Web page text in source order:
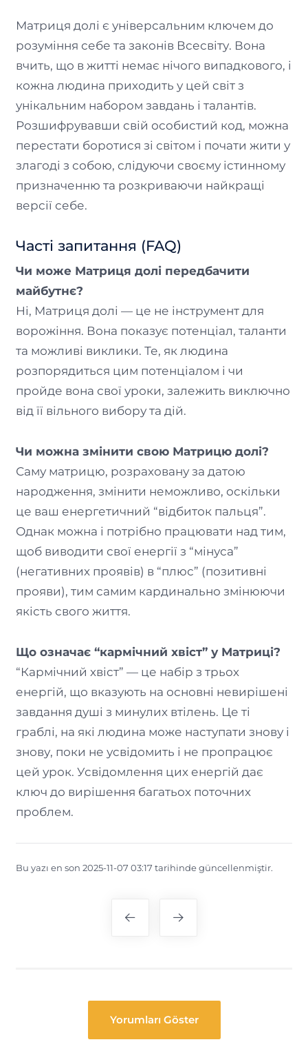
Матриця долі є універсальним ключем до
розуміння себе та законів Всесвіту. Вона
вчить, що в житті немає нічого випадкового, і
кожна людина приходить у цей світ з
унікальним набором завдань і талантів.
Розшифрувавши свій особистий код, можна
перестати боротися зі світом і почати жити у
злагоді з собою, слідуючи своєму істинному
призначенню та розкриваючи найкращі
версії себе.
Часті запитання (FAQ)
Чи може Матриця долі передбачити
майбутнє?
Ні, Матриця долі — це не інструмент для
ворожіння. Вона показує потенціал, таланти
та можливі виклики. Те, як людина
розпорядиться цим потенціалом і чи
пройде вона свої уроки, залежить виключно
від її вільного вибору та дій.
Чи можна змінити свою Матрицю долі?
Саму матрицю, розраховану за датою
народження, змінити неможливо, оскільки
це ваш енергетичний “відбиток пальця”.
Однак можна і потрібно працювати над тим,
щоб виводити свої енергії з “мінуса”
(негативних проявів) в “плюс” (позитивні
прояви), тим самим кардинально змінюючи
якість свого життя.
Що означає “кармічний хвіст” у Матриці?
“Кармічний хвіст” — це набір з трьох
енергій, що вказують на основні невирішені
завдання душі з минулих втілень. Це ті
граблі, на які людина може наступати знову і
знову, поки не усвідомить і не пропрацює
цей урок. Усвідомлення цих енергій дає
ключ до вирішення багатьох поточних
проблем.
Bu yazı en son 2025-11-07 03:17 tarihinde güncellenmiştir.
Yorumları Göster